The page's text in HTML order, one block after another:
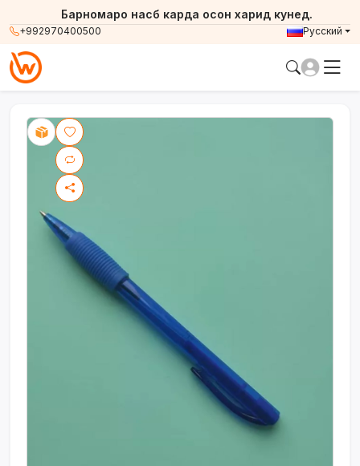
+992970400500
Барномаро насб карда осон харид кунед.
Русский